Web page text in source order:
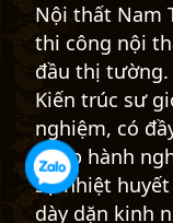
Nội thất Nam
thi công nội
đầu thị tường.
Kiến trúc sư
nghiệm, có
phép hành
sự nhiệt
dày dặn kinh